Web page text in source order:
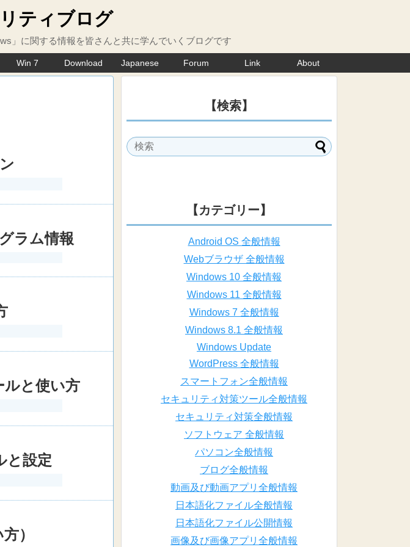
ティブログ
」に関する情報を皆さんと共に学んでいくブログです
Win 7 Download Japanese Forum Link About
ラム情報
ルと使い方
と設定
）
【検索】
【カテゴリー】
Android OS 全般情報
Webブラウザ 全般情報
Windows 10 全般情報
Windows 11 全般情報
Windows 7 全般情報
Windows 8.1 全般情報
Windows Update
WordPress 全般情報
スマートフォン全般情報
セキュリティ対策ツール全般情報
セキュリティ対策全般情報
ソフトウェア 全般情報
パソコン全般情報
ブログ全般情報
動画及び動画アプリ全般情報
日本語化ファイル全般情報
日本語化ファイル公開情報
画像及び画像アプリ全般情報